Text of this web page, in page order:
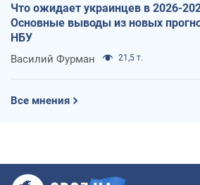
Что ожидает украинцев в 2026-
Основные выводы из новых
НБУ
Василий Фурман 21,5 т.
Все мнения